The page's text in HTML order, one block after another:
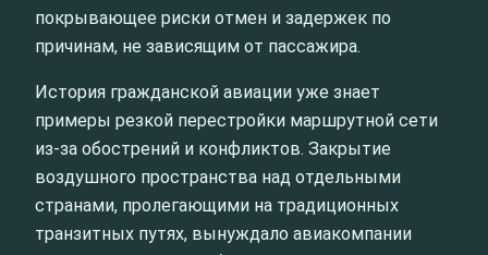
покрывающее риски отмен и задержек по
причинам, не зависящим от пассажира.
История гражданской авиации уже знает
примеры резкой перестройки маршрутной сети
из‑за обострений и конфликтов. Закрытие
воздушного пространства над отдельными
странами, пролегающими на традиционных
транзитных путях, вынуждало авиакомпании